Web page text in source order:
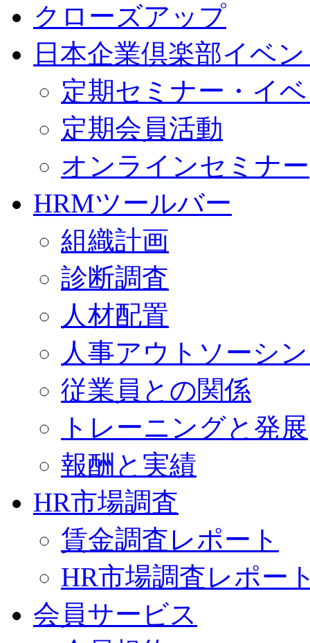
クローズアップ
日本企業倶楽部イベ
定期セミナー・イ
定期会員活動
オンラインセミナー
HRMツールバー
組織計画
診断調査
人材配置
人事アウトソーシ
従業員との関係
トレーニングと発展
報酬と実績
HR市場調査
賃金調査レポート
HR市場調査レポー
会員サービス